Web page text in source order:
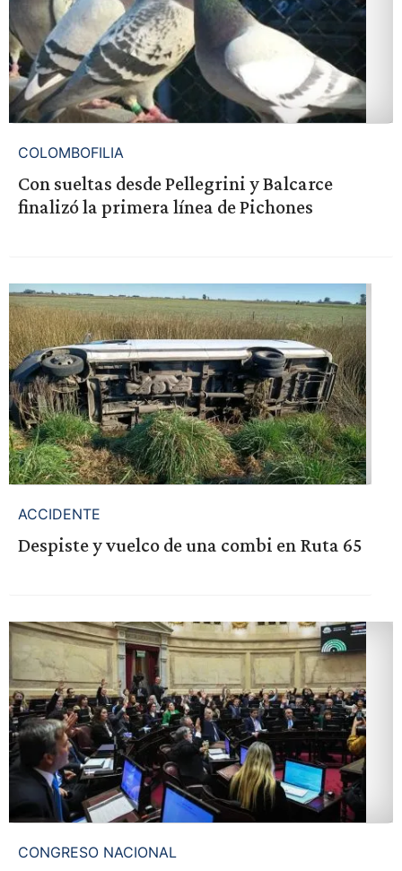
COLOMBOFILIA
Con sueltas desde Pellegrini y Balcarce
finalizó la primera línea de Pichones
ACCIDENTE
Despiste y vuelco de una combi en Ruta 65
CONGRESO NACIONAL